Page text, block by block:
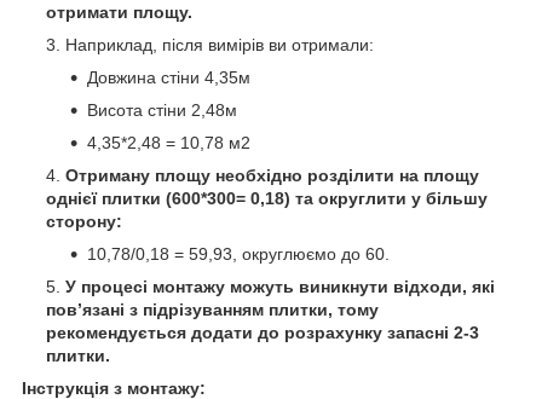
отримати площу.
Наприклад, після вимірів ви отримали:
Довжина стіни 4,35м
Висота стіни 2,48м
4,35*2,48 = 10,78 м2
Отриману площу необхідно розділити на площу
однієї плитки (600*300= 0,18) та округлити у більшу
сторону:
10,78/0,18 = 59,93, округлюємо до 60.
У процесі монтажу можуть виникнути відходи, які
пов’язані з підрізуванням плитки, тому
рекомендується додати до розрахунку запасні 2-3
плитки.
Інструкція з монтажу: